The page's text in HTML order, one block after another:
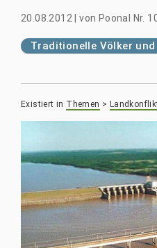
20.08.2012 |von Poonal Nr.
Traditionelle Völker
Existiert in Themen >